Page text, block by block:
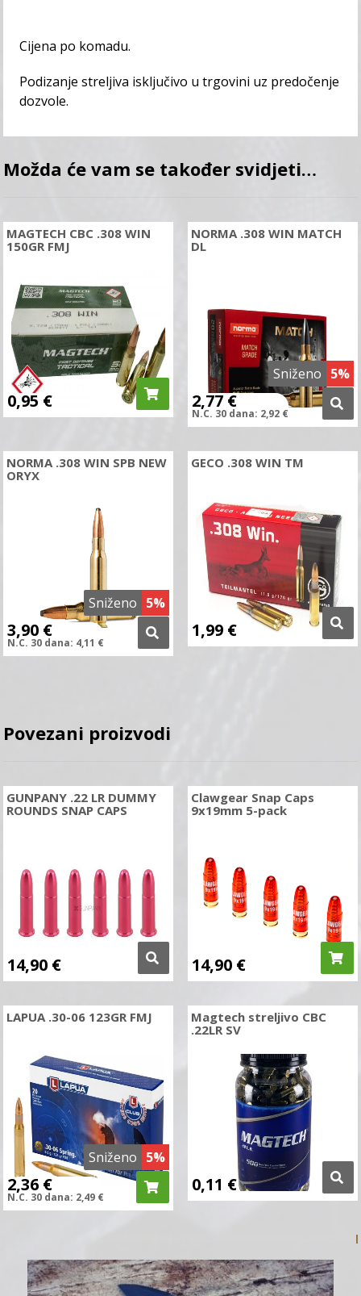
Cijena po komadu.
Podizanje streljiva isključivo u trgovini uz predočenje
dozvole.
Možda će vam se također svidjeti…
MAGTECH CBC .308 WIN
150GR FMJ
0,95 €
Sniženo 5%
NORMA .308 WIN MATCH
DL
2,77€
N.C. 30 dana: 2,92 €
Sniženo 5%
NORMA .308 WIN SPB NEW
ORYX
3,90 €
N.C. 30 dana: 4,11 €
GECO .308 WIN TM
1,99 €
Povezani proizvodi
GUNPANY .22 LR DUMMY
ROUNDS SNAP CAPS
14,90 €
Clawgear Snap Caps
9x19mm 5-pack
14,90 €
Sniženo 5%
LAPUA .30-06 123GR FMJ
2,36 €
N.C. 30 dana: 2,49 €
Magtech streljivo CBC
.22LR SV
0,11 €